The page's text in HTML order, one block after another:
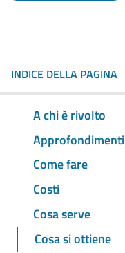
INDICE DELLA PAGINA
A chi è rivolto
Approfondimenti
Come fare
Costi
Cosa serve
Cosa si ottiene